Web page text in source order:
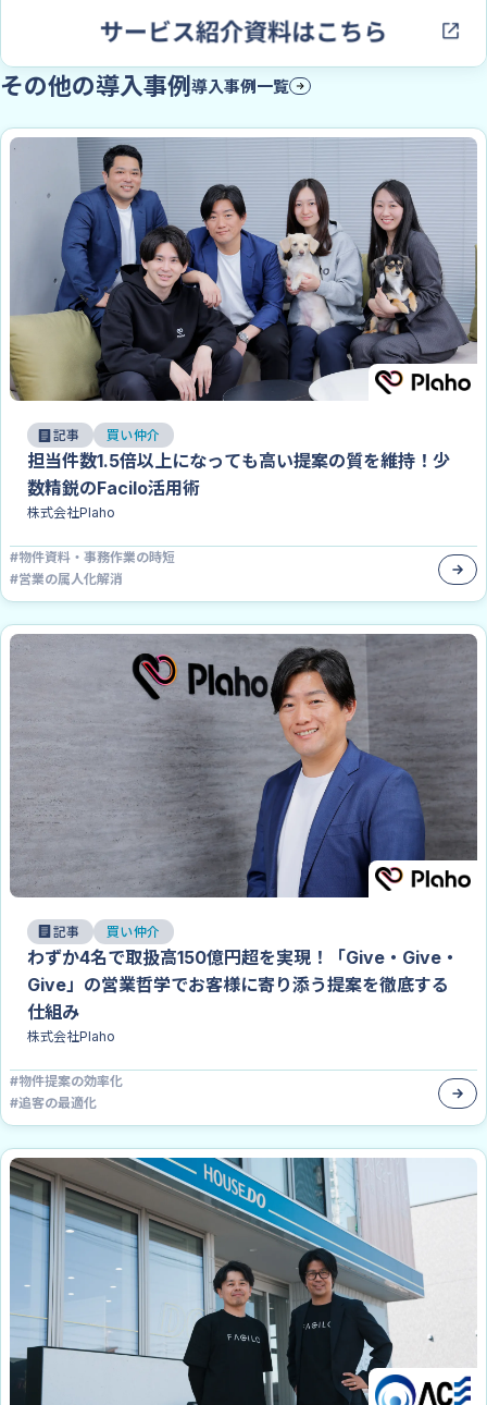
その他の導入事例 導入事例一覧
記事 買い仲介
担当件数1.5倍以上になっても高い提案の質を維持！少
数精鋭のFacilo活用術
株式会社Plaho
#物件資料・事務作業の時短
#営業の属人化解消
記事 買い仲介
わずか4名で取扱高150億円超を実現！「Give・Give・
Give」の営業哲学でお客様に寄り添う提案を徹底する
仕組み
株式会社Plaho
#物件提案の効率化
#追客の最適化